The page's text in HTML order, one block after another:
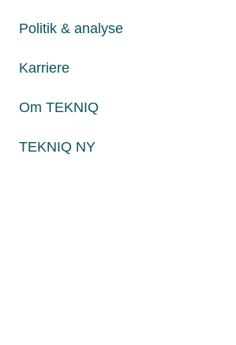
Politik & analyse
Karriere
Om TEKNIQ
TEKNIQ NY
Paul Bergsøes Vej 6, 2600